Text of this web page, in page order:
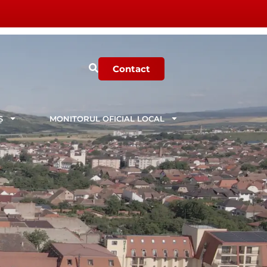
Contact
MONITORUL OFICIAL LOCAL